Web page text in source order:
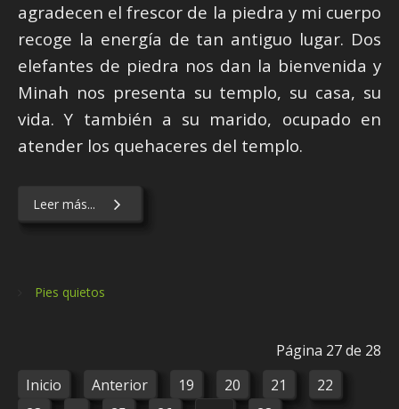
agradecen el frescor de la piedra y mi cuerpo
recoge la energía de tan antiguo lugar. Dos
elefantes de piedra nos dan la bienvenida y
Minah nos presenta su templo, su casa, su
vida. Y también a su marido, ocupado en
atender los quehaceres del templo.
Leer más...
Pies quietos
Página 27 de 28
Inicio
Anterior 19 20 21
22